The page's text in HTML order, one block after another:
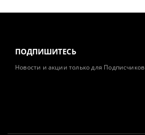
ПОДПИШИТЕСЬ
Новости и акции только для Подписчиков